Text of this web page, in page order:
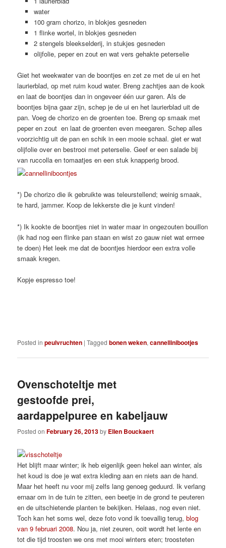
water
100 gram chorizo, in blokjes gesneden
1 flinke wortel, in blokjes gesneden
2 stengels bleekselderij, in stukjes gesneden
olijfolie, peper en zout en wat vers gehakte peterselie
Giet het weekwater van de boontjes en zet ze met de ui en het
laurierblad, op met ruim koud water. Breng zachtjes aan de kook
en laat de boontjes dan in ongeveer één uur garen. Als de
boontjes bijna gaar zijn, schep je de ui en het laurierblad uit de
pan. Voeg de chorizo en de groenten toe. Breng op smaak met
peper en zout en laat de groenten even meegaren. Schep alles
voorzichtig uit de pan en schik in een mooie schaal. giet er wat
olijfolie over en bestrooi met peterselie. Geef er een salade bij
van ruccolla en tomaatjes en een stuk knapperig brood.
*) De chorizo die ik gebruikte was teleurstellend; weinig smaak,
te hard, jammer. Koop de lekkerste die je kunt vinden!
*) Ik kookte de boontjes niet in water maar in ongezouten bouillon
(ik had nog een flinke pan staan en wist zo gauw niet wat ermee
te doen) Het leek me dat de boontjes hierdoor een extra volle
smaak kregen.
Kopje espresso toe!
Posted in peulvruchten |Tagged bonen weken,cannellinibootjes
Ovenschoteltje met
gestoofde prei,
aardappelpuree en kabeljauw
Posted onFebruary 26, 2013by Ellen Bouckaert
Het blijft maar winter; ik heb eigenlijk geen hekel aan winter, als
het koud is doe je wat extra kleding aan en niets aan de hand.
Maar het heeft nu voor mij zelfs lang genoeg geduurd. Ik verlang
ernaar om in de tuin te zitten, een beetje in de grond te peuteren
en de uitschietende planten te bekijken. Helaas, nog even niet.
Toch kan het soms wel, deze foto vond ik toevallig terug,blog
van 9 februari 2008. Nou ja, niet zeuren, ooit wordt het lente en
tot die tijd troosten we ons met mooi winters eten; troosteten